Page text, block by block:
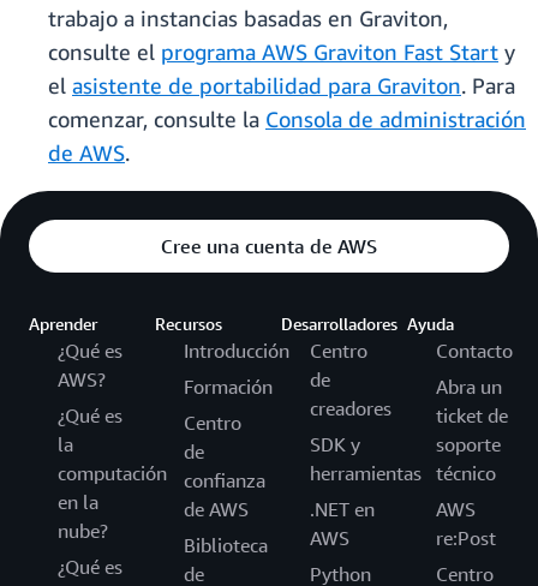
trabajo a instancias basadas en Graviton,
consulte el programa AWS Graviton Fast Start y
el asistente de portabilidad para Graviton. Para
comenzar, consulte la Consola de administración
de AWS.
Cree una cuenta de AWS
Aprender
¿Qué es
AWS?
¿Qué es
la
computación
en la
nube?
¿Qué es
Recursos
Introducción
Formación
Centro
de
confianza
de AWS
Biblioteca
de
Desarrolladores
Centro
de
creadores
SDK y
herramientas
.NET en
AWS
Python
Ayuda
Contacto
Abra un
ticket de
soporte
técnico
AWS
re:Post
Centro